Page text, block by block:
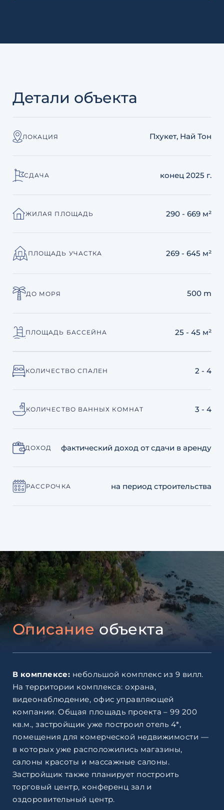
Детали объекта
ЛОКАЦИЯ Пхукет, Най Тон
СДАЧА конец 2025 г.
ЖИЛАЯ ПЛОЩАДЬ 290 - 669 м²
ПЛОЩАДЬ УЧАСТКА 269 - 645 м²
ДО МОРЯ 500 m
ПЛОЩАДЬ БАССЕЙНА 25 - 45 м²
КОЛИЧЕСТВО СПАЛЕН 2 - 4
КОЛИЧЕСТВО ВАННЫХ КОМНАТ 3 - 4
ДОХОД фактический доход от сдачи в аренду
РАССРОЧКА на период строительства
Описаниеобъекта
В комплексе: небольшой комплекс из 9 вилл.
На территории комплекса: охрана,
видеонаблюдение, офис управляющей
компании. Общая площадь проекта – 99 200
кв.м., застройщик уже построил отель 4*,
помещения для комерческой недвижимости —
в которых уже расположились магазины,
салоны красоты и массажные салоны.
Застройщик также планирует построить
торговый центр, конференц зал и
оздоровительный центр.